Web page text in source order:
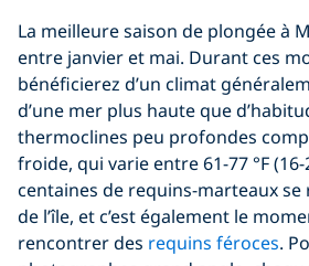
La meilleure saison de plongée à
entre janvier et mai. Durant ces
bénéficierez d’un climat
d’une mer plus haute que
thermoclines peu profondes
froide, qui varie entre 61-77 °F (16-
centaines de requins-marteaux
de l’île, et c’est également le
rencontrer des requins féroces.